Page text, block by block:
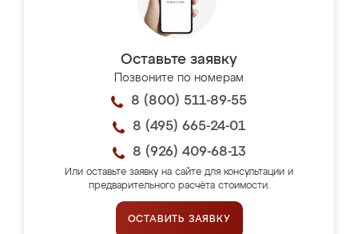
Оставьте заявку
Позвоните по номерам
8 (800) 511-89-55
8 (495) 665-24-01
8 (926) 409-68-13
Или оставьте заявку на сайте для консультации и
предварительного расчёта стоимости.
ОСТАВИТЬ ЗАЯВКУ